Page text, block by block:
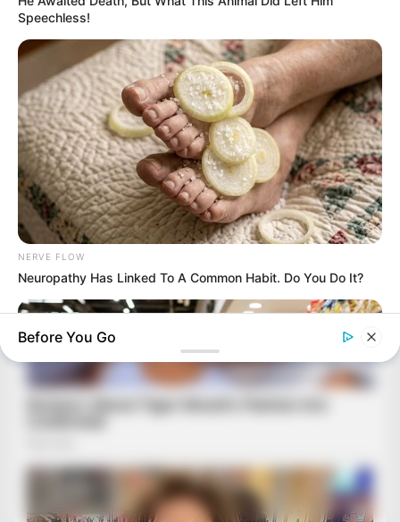
Speechless!
NERVE FLOW
Neuropathy Has Linked To A Common Habit. Do You Do It?
TAYLOR SHUMAN
Before You Go